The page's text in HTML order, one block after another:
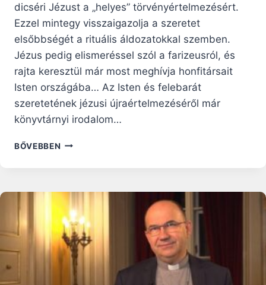
dicséri Jézust a „helyes” törvényértelmezésért.
Ezzel mintegy visszaigazolja a szeretet
elsőbbségét a rituális áldozatokkal szemben.
Jézus pedig elismeréssel szól a farizeusról, és
rajta keresztül már most meghívja honfitársait
Isten országába… Az Isten és felebarát
szeretetének jézusi újraértelmezéséről már
könyvtárnyi irodalom…
BŐVEBBEN SZERETET
AZ
EGÉSZ?…